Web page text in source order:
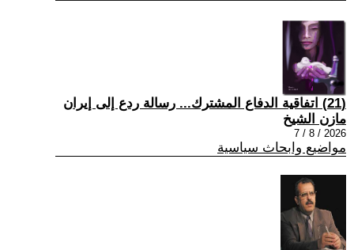
(21) اتفاقية الدفاع المشترك... رسالة ردع إلى إيران
مازن الشيخ
2026 / 8 / 7
مواضيع وابحاث سياسية